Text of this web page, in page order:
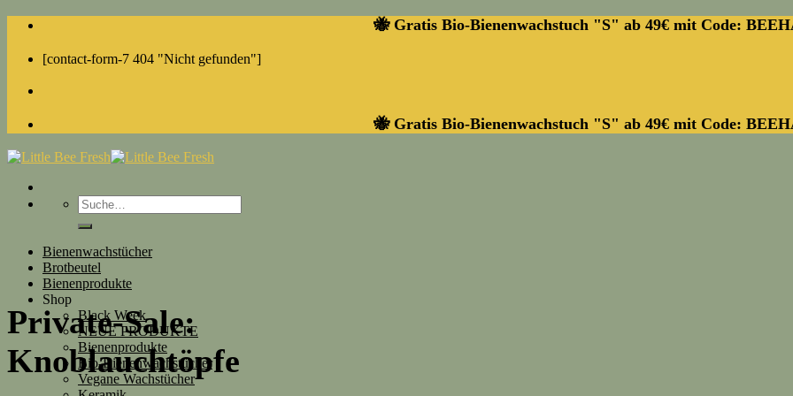
Skip
content
🐝 Gratis Bio-Bienenwachstuch "S" ab 49€ mit Code:
[contact-form-7 404 "Nicht gefunden"]
🐝 Gratis Bio-Bienenwachstuch "S" ab 49€ mit Code:
Suche
nach:
Bienenwachstücher
Brotbeutel
Bienenprodukte
Shop
Black Week
NEUE PRODUKTE
Bienenprodukte
Bio-Bienenwachstücher
Vegane Wachstücher
Private-Sale:
Knoblauchtöpfe